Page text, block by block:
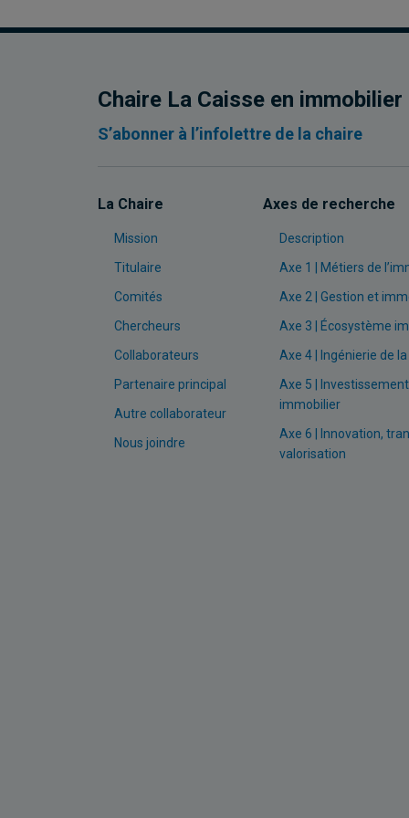
Chaire La Caisse en immobilier
La Chaire
Mission
Titulaire
Comités
Chercheurs
Collaborateurs
Partenaire principal
Autre collaborateur
Nous joindre
Axes de recherche
Description
Axe 1 | Métiers de
Axe 2 | Gestion et
Axe 3 | Écosystème
Axe 4 | Ingénierie de
Axe 5 | Investissement
immobilier
Axe 6 | Innovation,
valorisation
S’abonner à l’infolettre de la chaire